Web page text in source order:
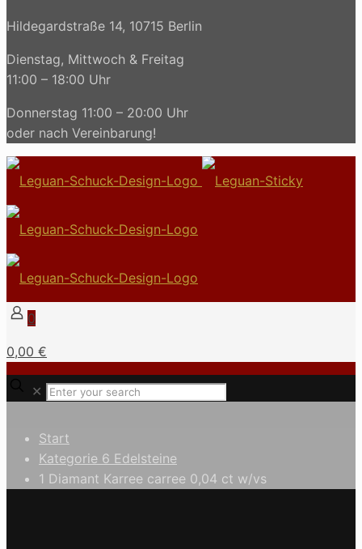
Hildegardstraße 14, 10715 Berlin
Dienstag, Mittwoch & Freitag
11:00 – 18:00 Uhr
Donnerstag 11:00 – 20:00 Uhr
oder nach Vereinbarung!
0
0,00 €
✕
Start
Kategorie 6 Edelsteine
1 Diamant Karree carree 0,04 ct w/vs